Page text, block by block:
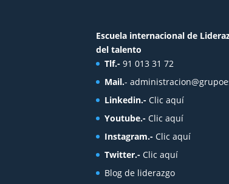
Escuela internacional de
del talento
Tlf.- 91 013 31 72
Mail.-
Linkedin.- Clic aquí
Youtube.- Clic aquí
Instagram.- Clic aquí
Twitter.- Clic aquí
Blog de liderazgo